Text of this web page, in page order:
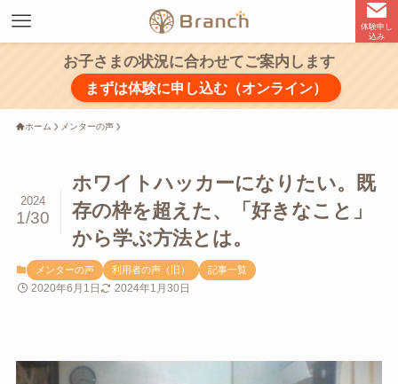
体験申し
込み
お子さまの状況に合わせてご案内します
まずは体験に申し込む（オンライン）
ホーム メンターの声
ホワイトハッカーになりたい。既
存の枠を超えた、「好きなこと」
から学ぶ方法とは。
2024
1/30
メンターの声 利用者の声（旧） 記事一覧
2020年6月1日 2024年1月30日